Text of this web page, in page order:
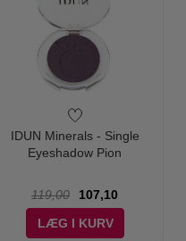
IDUN Minerals - Single
Eyeshadow Pion
119,00
107,10
LÆG I KURV